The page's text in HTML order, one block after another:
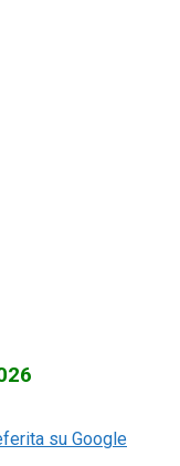
su Google